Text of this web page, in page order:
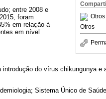
Otros
Otros
entre 2008 e
foram
em relação à
em nível
do vírus chikungunya e
Sistema Único de